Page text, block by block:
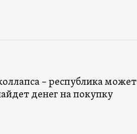
– республика может
денег на покупку